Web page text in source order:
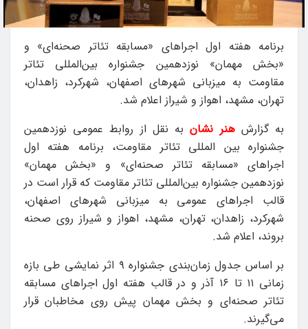
برنامه هفته اول اجراهای «مسابقه تئاتر صحنه‌ای» و
«بخش مهمان» نوزدهمین جشنواره بین‌المللی تئاتر
مقاومت به میزبانی شهرهای اصفهان، شهرکرد، زاهدان،
تهران، مشهد، اهواز و شیراز اعلام شد.
به گزارشهنر نشان به نقل از روابط عمومی نوزدهمین
جشنواره بین المللی تئاتر مقاومت، برنامه هفته اول
اجراهای «مسابقه تئاتر صحنه‌ای» و «بخش مهمان»
نوزدهمین جشنواره بین‌المللی تئاتر مقاومت که قرار است در
قالب اجراهای عمومی به میزبانی شهرهای اصفهان،
شهرکرد، زاهدان، تهران، مشهد، اهواز و شیراز روی صحنه
بروند، اعلام شد.
بر اساس جدول زمان‌بندی جشنواره ۹ اثر نمایشی طی بازه
زمانی ۱۱ تا ۱۶ آذر و در قالب هفته اول اجراهای مسابقه
تئاتر صحنه‌ای و بخش مهمان پیش روی مخاطبان قرار
می‌گیرند.